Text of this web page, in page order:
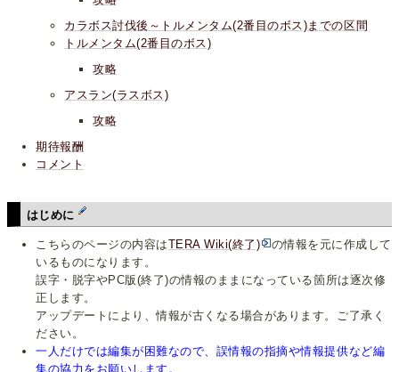
カラボス討伐後～トルメンタム(2番目のボス)までの区間
トルメンタム(2番目のボス)
攻略
アスラン(ラスボス)
攻略
期待報酬
コメント
はじめに
こちらのページの内容はTERA Wiki(終了)
の情報を元に作成して
いるものになります。
誤字・脱字やPC版(終了)の情報のままになっている箇所は逐次修
正します。
アップデートにより、情報が古くなる場合があります。ご了承く
ださい。
一人だけでは編集が困難なので、誤情報の指摘や情報提供など編
集の協力をお願いします。